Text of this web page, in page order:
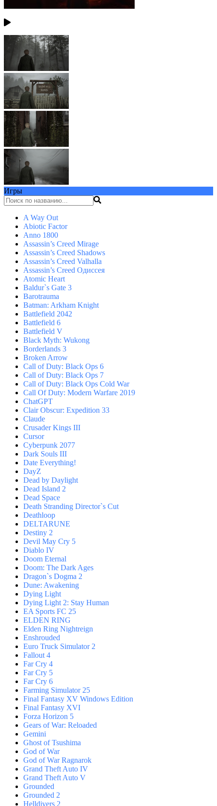
Игры
A Way Out
Abiotic Factor
Anno 1800
Assassin’s Creed Mirage
Assassin’s Creed Shadows
Assassin’s Creed Valhalla
Assassin’s Creed Одиссея
Atomic Heart
Baldur`s Gate 3
Barotrauma
Batman: Arkham Knight
Battlefield 2042
Battlefield 6
Battlefield V
Black Myth: Wukong
Borderlands 3
Broken Arrow
Call of Duty: Black Ops 6
Call of Duty: Black Ops 7
Call of Duty: Black Ops Cold War
Call Of Duty: Modern Warfare 2019
ChatGPT
Clair Obscur: Expedition 33
Claude
Crusader Kings III
Cursor
Cyberpunk 2077
Dark Souls III
Date Everything!
DayZ
Dead by Daylight
Dead Island 2
Dead Space
Death Stranding Director`s Cut
Deathloop
DELTARUNE
Destiny 2
Devil May Cry 5
Diablo IV
Doom Eternal
Doom: The Dark Ages
Dragon`s Dogma 2
Dune: Awakening
Dying Light
Dying Light 2: Stay Human
EA Sports FC 25
ELDEN RING
Elden Ring Nightreign
Enshrouded
Euro Truck Simulator 2
Fallout 4
Far Cry 4
Far Cry 5
Far Cry 6
Farming Simulator 25
Final Fantasy XV Windows Edition
Final Fantasy XVI
Forza Horizon 5
Gears of War: Reloaded
Gemini
Ghost of Tsushima
God of War
God of War Ragnarok
Grand Theft Auto IV
Grand Theft Auto V
Grounded
Grounded 2
Helldivers 2